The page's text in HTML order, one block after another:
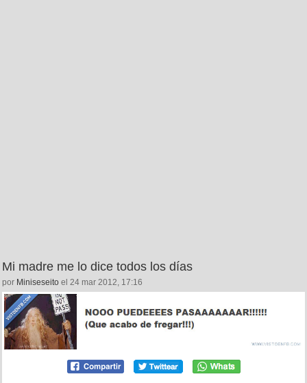
Mi madre me lo dice todos los días
por Miniseseito el 24 mar 2012, 17:16